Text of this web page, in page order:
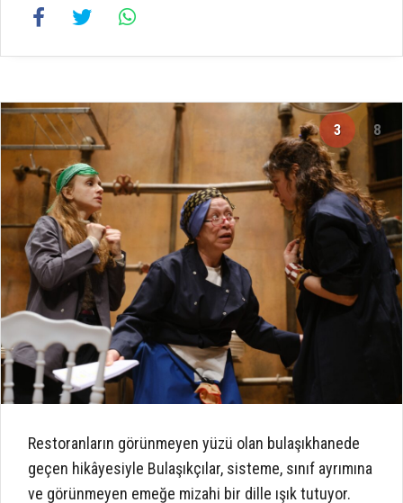
3 8
Restoranların görünmeyen yüzü olan bulaşıkhanede
geçen hikâyesiyle Bulaşıkçılar, sisteme, sınıf ayrımına
ve görünmeyen emeğe mizahi bir dille ışık tutuyor.